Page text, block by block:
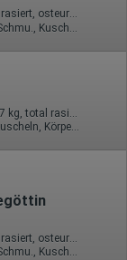
oder
Seiten des
48 Jahre, 70C, KF 32, 1.70m, total rasiert, osteuropäisch
AV, 69, GF6, Franz b. Ihr, Schmu., Kuscheln, Körperküs., DSa
37 Jahre, 80B, KF 36, 1.60m, total rasiert, osteuropäisch
ZK, 69, GF6, NSa, Franz b. Ihr, BV, Schmu., Kuscheln